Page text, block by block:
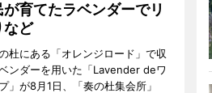
育てたラベンダーでリ
など
杜にある「オレンジロード」で収
ンダーを用いた「Lavender deワ
」が8月1日、「奏の杜集会所」